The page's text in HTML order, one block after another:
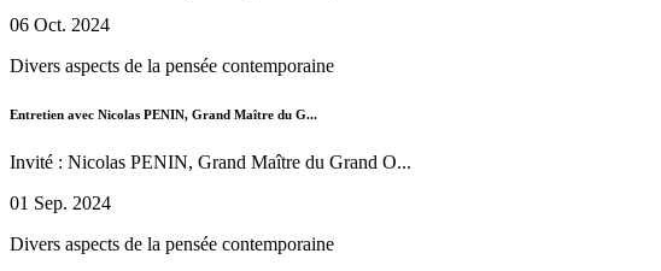
06 Oct. 2024
Divers aspects de la pensée contemporaine
Entretien avec Nicolas PENIN, Grand Maître du G...
Invité : Nicolas PENIN, Grand Maître du Grand O...
01 Sep. 2024
Divers aspects de la pensée contemporaine